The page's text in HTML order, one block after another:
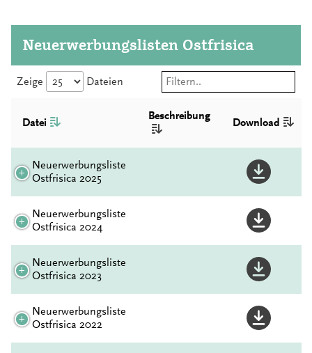
Neuerwerbungslisten Ostfrisica
Zeige Dateien
Datei
Beschreibung
Download
Neuerwerbungsliste
Ostfrisica 2025
Neuerwerbungsliste
Ostfrisica 2024
Neuerwerbungsliste
Ostfrisica 2023
Neuerwerbungsliste
Ostfrisica 2022